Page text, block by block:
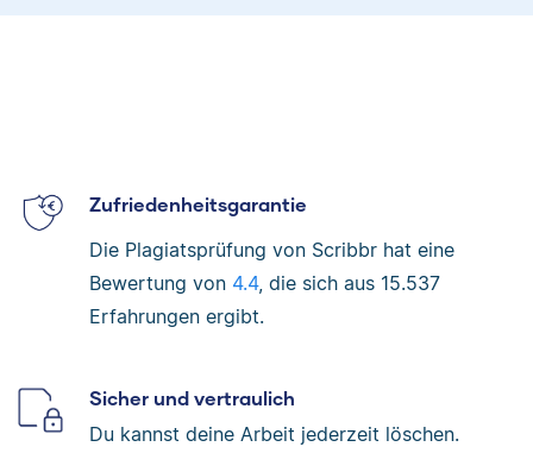
Zufriedenheitsgarantie
Die Plagiatsprüfung von Scribbr hat eine
Bewertung von 4.4, die sich aus 15.537
Erfahrungen ergibt.
Sicher und vertraulich
Du kannst deine Arbeit jederzeit löschen.